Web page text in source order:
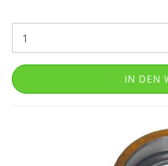
IN DEN